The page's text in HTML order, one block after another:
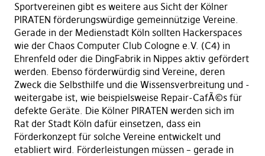
Sportvereinen gibt es weitere aus Sicht der Kölner
PIRATEN förderungswürdige gemeinnützige Vereine.
Gerade in der Medienstadt Köln sollten Hackerspaces
wie der Chaos Computer Club Cologne e.V. (C4) in
Ehrenfeld oder die DingFabrik in Nippes aktiv gefördert
werden. Ebenso förderwürdig sind Vereine, deren
Zweck die Selbsthilfe und die Wissensverbreitung und -
weitergabe ist, wie beispielsweise Repair-CafÃ©s für
defekte Geräte. Die Kölner PIRATEN werden sich im
Rat der Stadt Köln dafür einsetzen, dass ein
Förderkonzept für solche Vereine entwickelt und
etabliert wird. Förderleistungen müssen – gerade in